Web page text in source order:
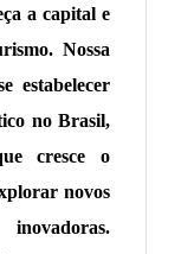
a capital e
Nossa
estabelecer
no Brasil,
cresce o
novos